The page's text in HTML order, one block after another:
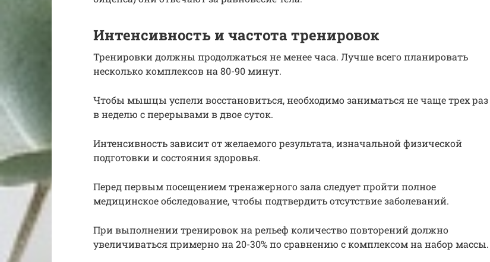
Интенсивность и частота тренировок
Тренировки должны продолжаться не менее часа. Лучше всего планировать
несколько комплексов на 80-90 минут.
Чтобы мышцы успели восстановиться, необходимо заниматься не чаще трех раз
в неделю с перерывами в двое суток.
Интенсивность зависит от желаемого результата, изначальной физической
подготовки и состояния здоровья.
Перед первым посещением тренажерного зала следует пройти полное
медицинское обследование, чтобы подтвердить отсутствие заболеваний.
При выполнении тренировок на рельеф количество повторений должно
увеличиваться примерно на 20-30% по сравнению с комплексом на набор массы.